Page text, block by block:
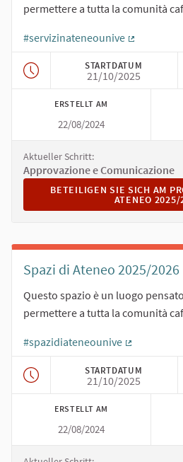
permettere a tutta la comunità
#servizinateneounive
STARTDATUM
21/10/2025
ERSTELLT AM
22/08/2024
Aktueller Schritt:
Approvazione e Comunicazione
BETEILIGEN SIE SICH AM
BETEILIGEN SIE SICH AM
ATENEO
Spazi di Ateneo 2025/2026
Questo spazio è un luogo
permettere a tutta la comunità
#spazidiateneounive
STARTDATUM
21/10/2025
ERSTELLT AM
22/08/2024